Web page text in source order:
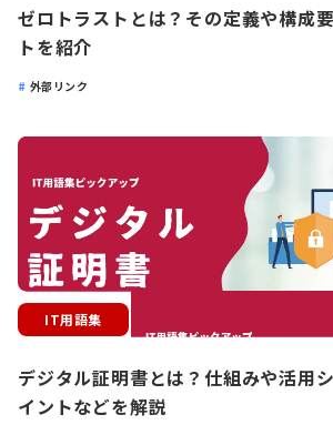
ゼロトラストとは？その定義や構成
トを紹介
外部リンク
IT用語集
デジタル証明書とは？仕組みや活用
イントなどを解説